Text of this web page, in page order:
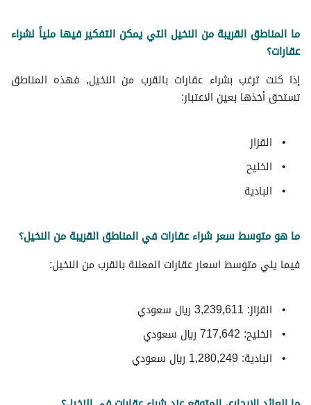
ما المناطق القريبة من النخيل التي يمكن التفكير فيها ملياً لشراء
عقارات؟
إذا كنت ترغب بشراء عقارات بالقرب من النخيل, فهذه المناطق
تستحق أخذها بعين الاعتبار:
القزاز
الخليح
البادية
ما هو متوسط سعر شراء عقارات في المناطق القريبة من النخيل؟
فيما يلي متوسط ​​اسعار عقارات المعلنة بالقرب من النخيل:
القزاز: 3,239,611 ريال سعودي
الخليح: 717,642 ريال سعودي
البادية: 1,280,249 ريال سعودي